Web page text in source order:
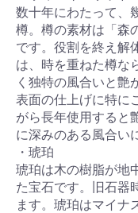
お買い物
数十年にわたって、
樽。樽の素材は「森
です。役割を終え解
は、時を重ねた樽な
く独特の風合いと艶
表面の仕上げに特に
がら長年使用すると
に深みのある風合い
・琥珀
琥珀は木の樹脂が地
た宝石です。旧石器
ます。琥珀はマイナ